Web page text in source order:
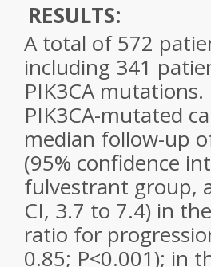
RESULTS:
A total of 572
including 341
PIK3CAmutations.
PIK3CA-mutated
median follow-up
(95% confidence
fulvestrant group,
CI, 3.7 to 7.4) in
ratio for
0.85; P<0.001); in